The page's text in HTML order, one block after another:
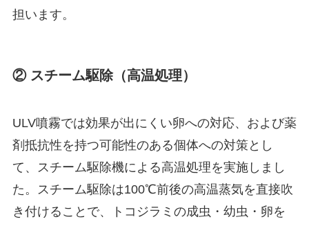
担います。
② スチーム駆除（高温処理）
ULV噴霧では効果が出にくい卵への対応、および薬
剤抵抗性を持つ可能性のある個体への対策とし
て、スチーム駆除機による高温処理を実施しまし
た。スチーム駆除は100℃前後の高温蒸気を直接吹
き付けることで、トコジラミの成虫・幼虫・卵を